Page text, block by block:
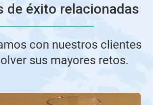
de éxito relacionadas
con nuestros clientes
sus mayores retos.